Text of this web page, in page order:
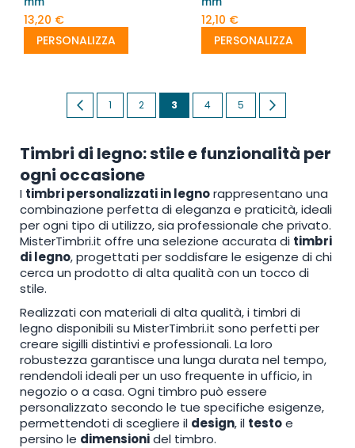
13,20 €
PERSONALIZZA
12,10 €
PERSONALIZZA
Pagina
Pagina
Precedente
Pagina
1 Pagina
2
Attualmente
leggendo
pagina
3 Pagina
4 Pagina
5
Timbri di legno: stile e funzionalità per
ogni occasione
I timbri personalizzati in legnorappresentano una
combinazione perfetta di eleganza e praticità, ideali
per ogni tipo di utilizzo, sia professionale che privato.
MisterTimbri.it offre una selezione accurata di timbri
di legno, progettati per soddisfare le esigenze di chi
cerca un prodotto di alta qualità con un tocco di
stile.
Realizzati con materiali di alta qualità, i timbri di
legno disponibili su MisterTimbri.it sono perfetti per
creare sigilli distintivi e professionali. La loro
robustezza garantisce una lunga durata nel tempo,
rendendoli ideali per un uso frequente in ufficio, in
negozio o a casa. Ogni timbro può essere
personalizzato secondo le tue specifiche esigenze,
permettendoti di scegliere il design, il testoe
persino le dimensionidel timbro.